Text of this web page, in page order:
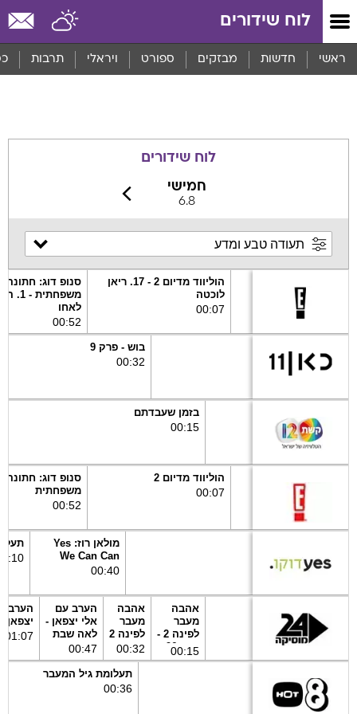
לוח שידורים
ראשי חדשות מבזקים ספורט ויראלי תרבות
לוח שידורים
חמישי
6.8
הוליווד מדיום 2 - 17. ריאן
לוכטה
00:07
סנופ דוג: חתונה
לאחו
00:52
בוש - פרק 9
00:32
בזמן שעבדתם
00:15
הוליווד מדיום 2
00:07
סנופ דוג: חתונה
משפחתית
00:52
מולאן רוז: Yes
We Can Can
00:40
:10
אהבה
מעבר
לפינה 2 -
פרק 9600:15
אהבה
מעבר
לפינה 2
00:32
הערב עם
אלי יצפאן -
לאה שבת
00:47
הערב
יצפאן
01 :07
תעלומת גיל המעבר
00:36